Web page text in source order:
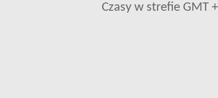
Czasy w strefie GMT